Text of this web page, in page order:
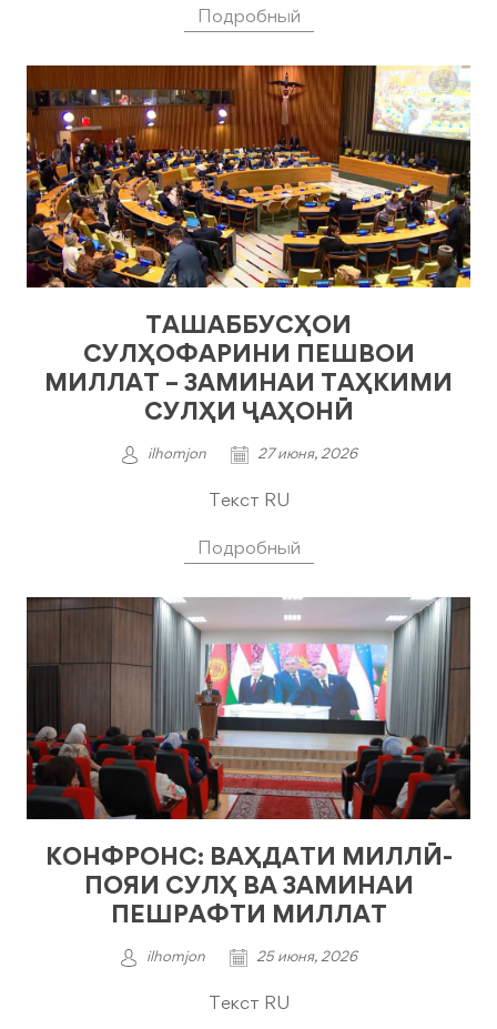
Подробный
ТАШАББУСҲОИ
СУЛҲОФАРИНИ ПЕШВОИ
МИЛЛАТ – ЗАМИНАИ ТАҲКИМИ
СУЛҲИ ҶАҲОНӢ
ilhomjon 27 июня, 2026
Текст RU
Подробный
КОНФРОНС: ВАҲДАТИ МИЛЛӢ-
ПОЯИ СУЛҲ ВА ЗАМИНАИ
ПЕШРАФТИ МИЛЛАТ
ilhomjon 25 июня, 2026
Текст RU